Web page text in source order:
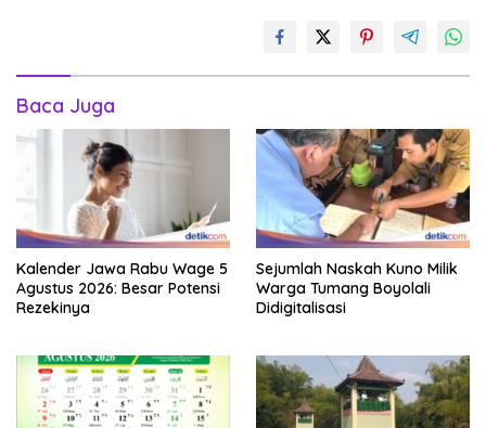
Baca Juga
Kalender Jawa Rabu Wage 5
Agustus 2026: Besar Potensi
Rezekinya
Sejumlah Naskah Kuno Milik
Warga Tumang Boyolali
Didigitalisasi